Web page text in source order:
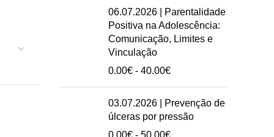
preços:
0.00€
a
50.00€
06.07.2026 | Parentalidade
Positiva na Adolescência:
Comunicação, Limites e
Vinculação
0.00€ - 40.00€Intervalo
preços:
0.00€
03.07.2026 | Prevenção de
úlceras por pressão
0.00€ - 50.00€Intervalo